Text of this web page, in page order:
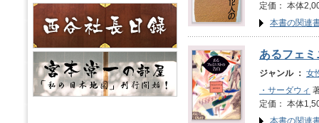
定価： 本体
本書の関連
あるフェ
ジャンル ： 女
・サーダウィ
定価： 本体
本書の関連